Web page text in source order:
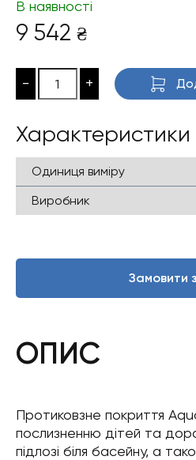
В наявності
9 542 ₴
- +
Характеристики
Одиниця виміру
Виробник
Замовити
ОПИС
Протиковзне покриття
послизненню дітей та
підлозі біля басейну, а